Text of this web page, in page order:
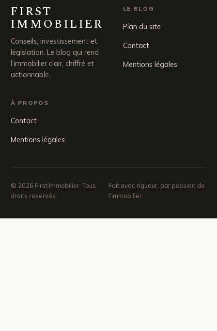
FIRST
IMMOBILIER
Conseils, investissement et
législation. Le blog qui rend
l’immobilier clair, chiffré et
actionnable.
LE BLOG
Plan du site
Contact
Mentions légales
À PROPOS
Contact
Mentions légales
© 2026 First Immobilier. Tous
droits réservés.
Fait avec rigueur, par passion de
l’immobilier.